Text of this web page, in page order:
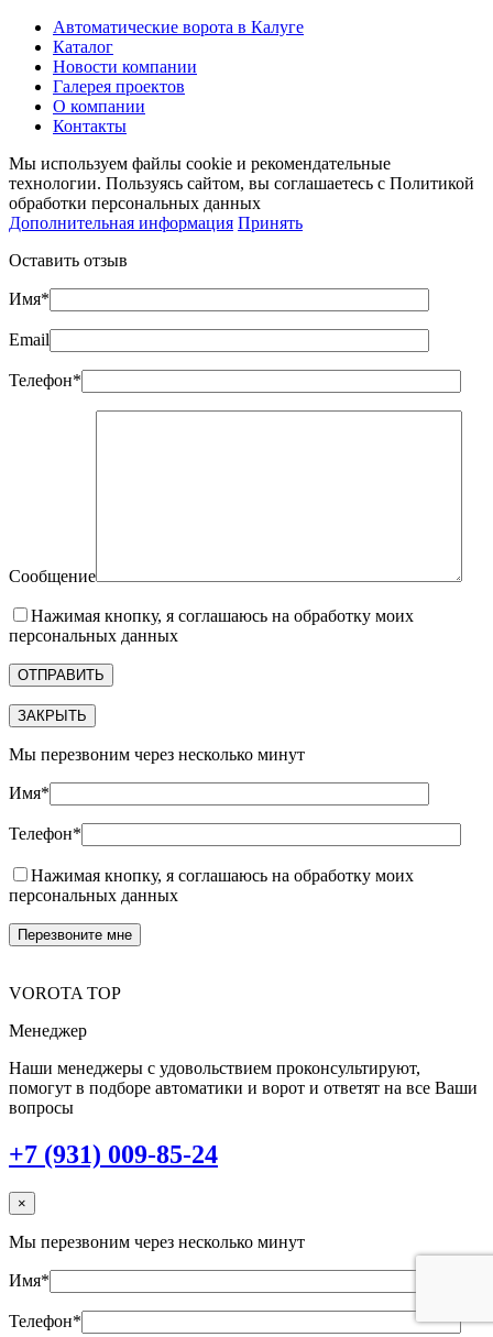
Автоматические ворота в Калуге
Каталог
Новости компании
Галерея проектов
О компании
Контакты
Мы используем файлы cookie и рекомендательные
технологии. Пользуясь сайтом, вы соглашаетесь с Политикой
обработки персональных данных
Дополнительная информация Принять
Оставить отзыв
Имя*
Email
Телефон*
Сообщение
Нажимая кнопку, я соглашаюсь на обработку моих
персональных данных
ЗАКРЫТЬ
Мы перезвоним через несколько минут
Имя*
Телефон*
Нажимая кнопку, я соглашаюсь на обработку моих
персональных данных
VOROTA TOP
Менеджер
Наши менеджеры с удовольствием проконсультируют,
помогут в подборе автоматики и ворот и ответят на все Ваши
вопросы
+7 (931) 009-85-24
×
Мы перезвоним через несколько минут
Имя*
Телефон*